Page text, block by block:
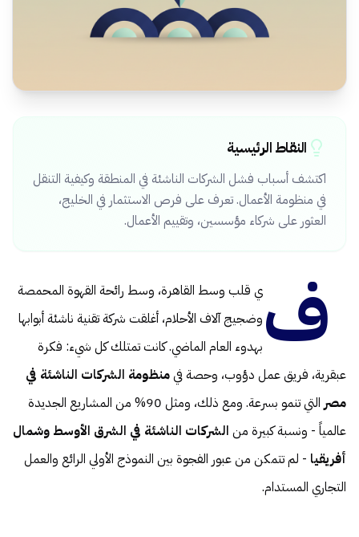
النقاط الرئيسية
اكتشف أسباب فشل الشركات الناشئة في المنطقة وكيفية التنقل
في منظومة الأعمال. تعرف على فرص الاستثمار في الخليج،
العثور على شركاء مؤسسين، وتقييم الأعمال.
في قلب وسط القاهرة، وسط رائحة القهوة المحمصة
وضجيج آلاف الأحلام، أغلقت شركة تقنية ناشئة أبوابها
بهدوء العام الماضي. كانت تمتلك كل شيء: فكرة
عبقرية، فريق عمل دؤوب، وحصة فيمنظومة الشركات الناشئة في
مصر
التي تنمو بسرعة. ومع ذلك، ومثل 90% من المشاريع الجديدة
عالمياً - ونسبة كبيرة من الشركات الناشئة في الشرق الأوسط وشمال
أفريقيا - لم تتمكن من عبور الفجوة بين النموذج الأولي الرائع والعمل
التجاري المستدام.